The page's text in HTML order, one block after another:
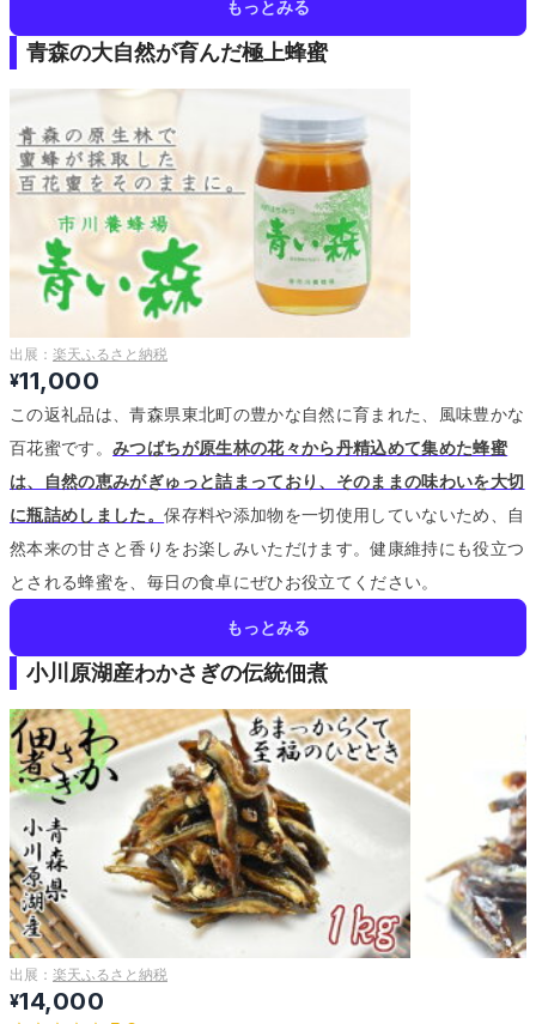
もっとみる
青森の大自然が育んだ極上蜂蜜
出展： 楽天ふるさと納税
¥11,000
この返礼品は、青森県東北町の豊かな自然に育まれた、風味豊かな
百花蜜です。みつばちが原生林の花々から丹精込めて集めた蜂蜜
は、自然の恵みがぎゅっと詰まっており、そのままの味わいを大切
に瓶詰めしました。保存料や添加物を一切使用していないため、自
然本来の甘さと香りをお楽しみいただけます。健康維持にも役立つ
とされる蜂蜜を、毎日の食卓にぜひお役立てください。
もっとみる
小川原湖産わかさぎの伝統佃煮
出展： 楽天ふるさと納税
¥14,000